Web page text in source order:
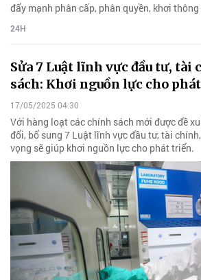
đẩy mạnh phân cấp, phân quyền, khơi
24H
Sửa 7 Luật lĩnh vực đầu tư, tài
sách: Khơi nguồn lực cho
17/05/2025 04:30
Với hàng loạt các chính sách mới được đề
đổi, bổ sung 7 Luật lĩnh vực đầu tư, tài
vọng sẽ giúp khơi nguồn lực cho phát triển.